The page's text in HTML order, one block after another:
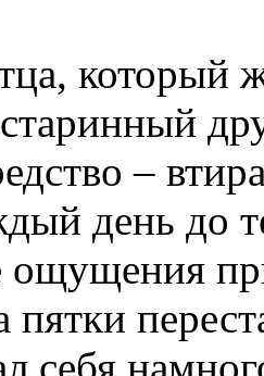
который
–
день до
ощущения
пятки
себя